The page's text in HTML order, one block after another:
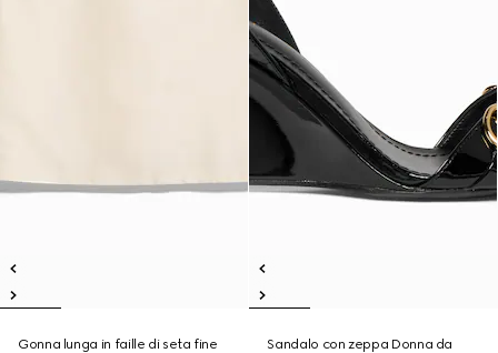
Gonna lunga in faille di seta fine
Sandalo con zeppa Donna da